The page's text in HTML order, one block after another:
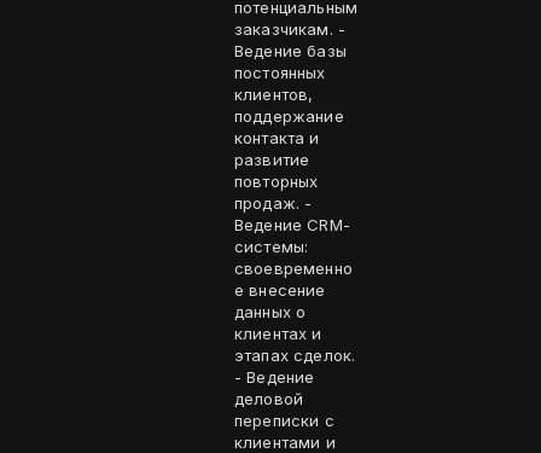
потенциальным
заказчикам. -
Ведение базы
постоянных
клиентов,
поддержание
контакта и
развитие
повторных
продаж. -
Ведение CRM-
системы:
своевременно
е внесение
данных о
клиентах и
этапах сделок.
- Ведение
деловой
переписки с
клиентами и